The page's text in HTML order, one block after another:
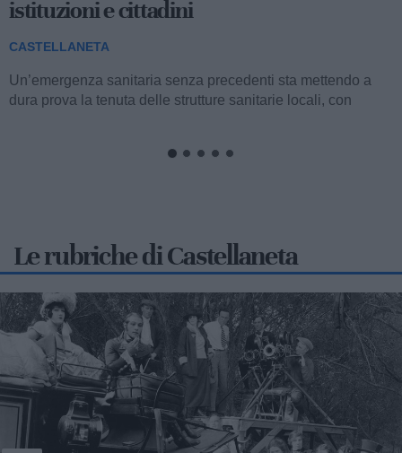
CASTELLANETA
La compagnia teatrale «I’ Fratill’ da’n’Dulurét’» torna in
scena dopo vent’anni di assenza con...
Le rubriche di Castellaneta